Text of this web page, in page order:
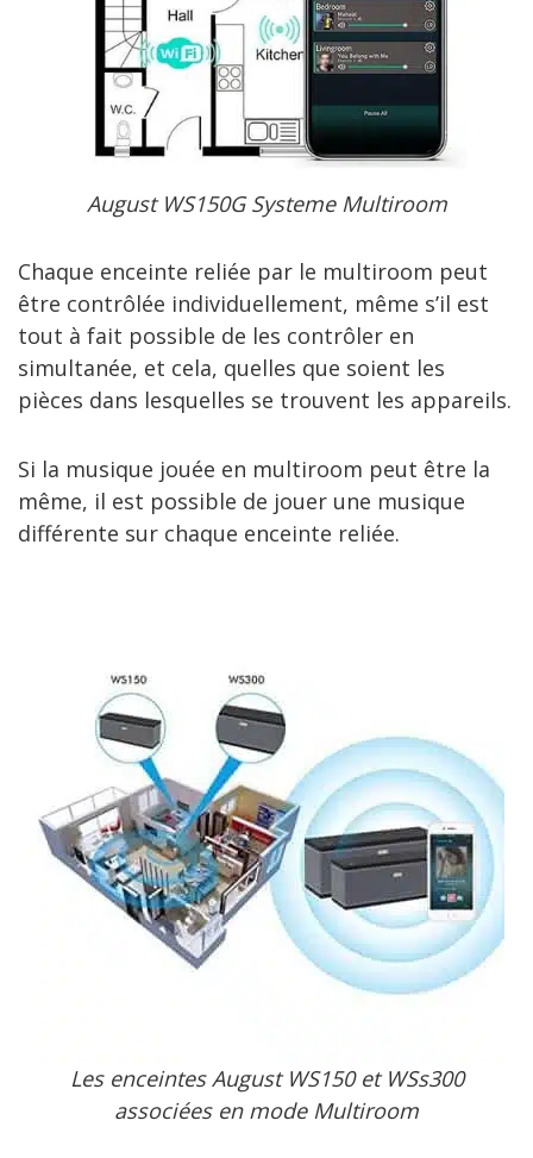
August WS150G Systeme Multiroom
Chaque enceinte reliée par le multiroom peut
être contrôlée individuellement, même s’il est
tout à fait possible de les contrôler en
simultanée, et cela, quelles que soient les
pièces dans lesquelles se trouvent les appareils.
Si la musique jouée en multiroom peut être la
même, il est possible de jouer une musique
différente sur chaque enceinte reliée.
Les enceintes August WS150 et WSs300
associées en mode Multiroom